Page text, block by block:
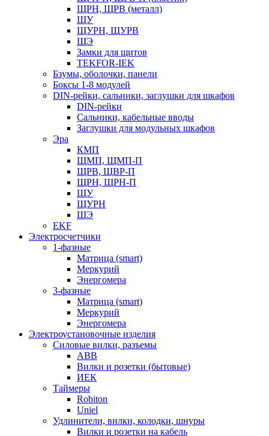
ЩРН, ЩРВ (металл)
ЩУ
ЩУРН, ЩУРВ
ЩЭ
Замки для щитов
TEKFOR-IEK
Бзумы, оболочки, панели
Боксы 1-8 модулей
DIN-рейки, сальники, заглушки для шкафов
DIN-рейки
Сальники, кабельные вводы
Заглушки для модульных шкафов
Эра
КМП
ЩМП, ЩМП-П
ЩРВ, ЩВР-П
ЩРН, ЩРН-П
ЩУ
ЩУРН
ЩЭ
EKF
Электросчетчики
1-фазные
Матрица (smart)
Меркурий
Энергомера
3-фазные
Матрица (smart)
Меркурий
Энергомера
Электроустановочные изделия
Силовые вилки, разъемы
ABB
Вилки и розетки (бытовые)
ИЕК
Таймеры
Robiton
Uniel
Удлинители, вилки, колодки, шнуры
Вилки и розетки на кабель